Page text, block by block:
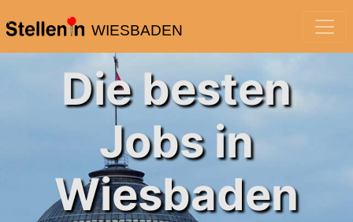
WIESBADEN
Die besten
Jobs in
Wiesbaden